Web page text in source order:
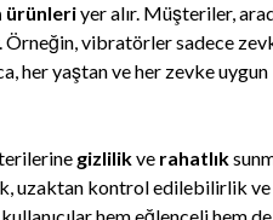
ürünleriyer alır. Müşteriler,
vibratörler sadece
her yaştan ve her zevke uygun
gizlilikve rahatlık
uzaktan kontrol edilebilirlik ve